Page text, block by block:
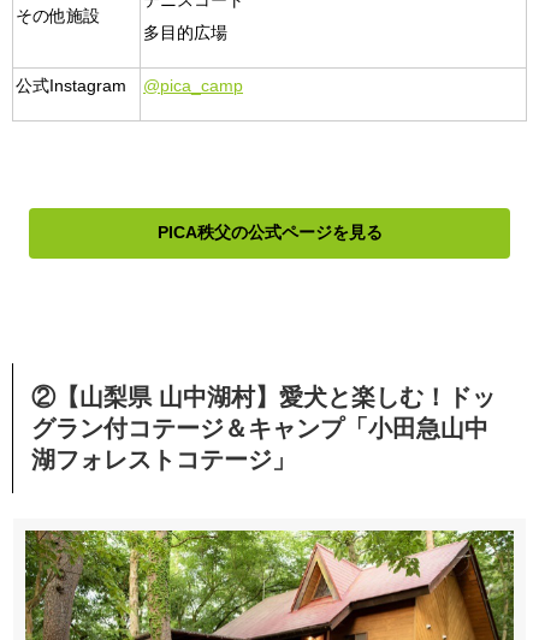
その他施設
多目的広場
公式Instagram @pica_camp
PICA秩父の公式ページを見る
②【山梨県 山中湖村】愛犬と楽しむ！ドッ
グラン付コテージ＆キャンプ「小田急山中
湖フォレストコテージ」